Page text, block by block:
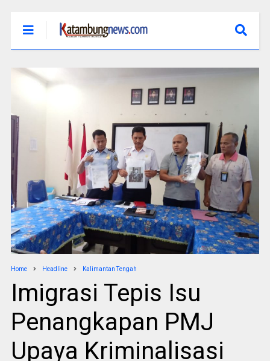
Home Headline Kalimantan Tengah
Imigrasi Tepis Isu
Penangkapan PMJ
Upaya Kriminalisasi